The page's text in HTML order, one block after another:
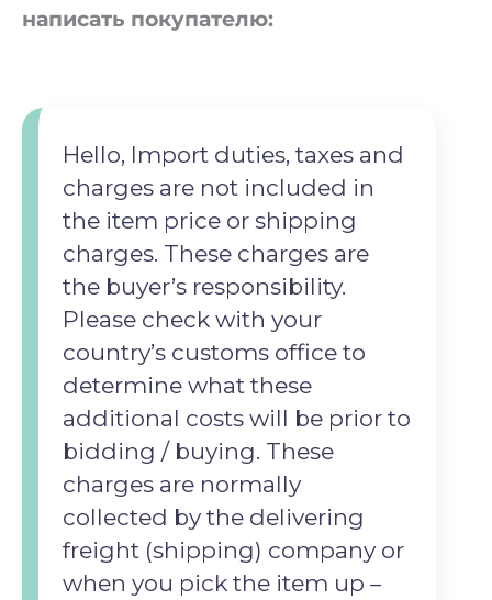
написать покупателю:
Hello, Import duties, taxes and
charges are not included in
the item price or shipping
charges. ‍These charges are
the buyer’s responsibility.
‍Please check with your
country’s customs office to
determine what these
additional costs will be prior to
bidding / buying. ‍These
charges are normally
collected by the delivering
freight (shipping) company or
when you pick the item up –